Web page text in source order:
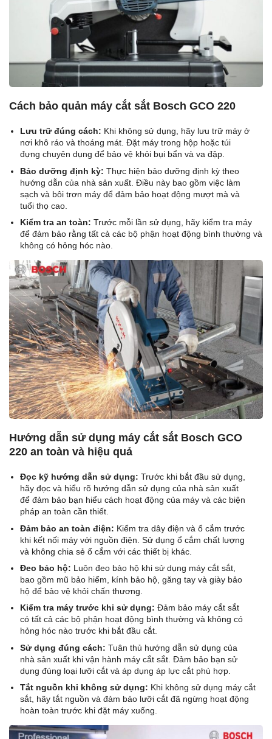
Cách bảo quản máy cắt sắt Bosch GCO 220
Lưu trữ đúng cách: Khi không sử dụng, hãy lưu trữ máy ở
nơi khô ráo và thoáng mát. Đặt máy trong hộp hoặc túi
đựng chuyên dụng để bảo vệ khỏi bụi bẩn và va đập.
Bảo dưỡng định kỳ: Thực hiện bảo dưỡng định kỳ theo
hướng dẫn của nhà sản xuất. Điều này bao gồm việc làm
sạch và bôi trơn máy để đảm bảo hoạt động mượt mà và
tuổi thọ cao.
Kiểm tra an toàn: Trước mỗi lần sử dụng, hãy kiểm tra máy
để đảm bảo rằng tất cả các bộ phận hoạt động bình thường và
không có hỏng hóc nào.
Hướng dẫn sử dụng máy cắt sắt Bosch GCO
220 an toàn và hiệu quả
Đọc kỹ hướng dẫn sử dụng: Trước khi bắt đầu sử dụng,
hãy đọc và hiểu rõ hướng dẫn sử dụng của nhà sản xuất
để đảm bảo bạn hiểu cách hoạt động của máy và các biện
pháp an toàn cần thiết.
Đảm bảo an toàn điện: Kiểm tra dây điện và ổ cắm trước
khi kết nối máy với nguồn điện. Sử dụng ổ cắm chất lượng
và không chia sẻ ổ cắm với các thiết bị khác.
Đeo bảo hộ: Luôn đeo bảo hộ khi sử dụng máy cắt sắt,
bao gồm mũ bảo hiểm, kính bảo hộ, găng tay và giày bảo
hộ để bảo vệ khỏi chấn thương.
Kiểm tra máy trước khi sử dụng: Đảm bảo máy cắt sắt
có tất cả các bộ phận hoạt động bình thường và không có
hỏng hóc nào trước khi bắt đầu cắt.
Sử dụng đúng cách: Tuân thủ hướng dẫn sử dụng của
nhà sản xuất khi vận hành máy cắt sắt. Đảm bảo bạn sử
dụng đúng loại lưỡi cắt và áp dụng áp lực cắt phù hợp.
Tắt nguồn khi không sử dụng: Khi không sử dụng máy cắt
sắt, hãy tắt nguồn và đảm bảo lưỡi cắt đã ngừng hoạt động
hoàn toàn trước khi đặt máy xuống.